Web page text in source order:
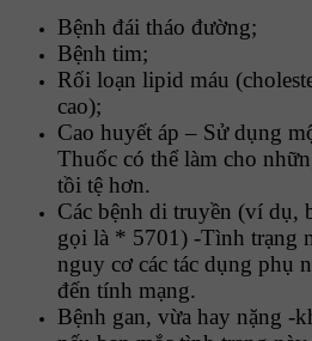
Bệnh đái tháo đường;
Bệnh tim;
Rối loạn lipid máu
cao);
Cao huyết áp – Sử dụng
Thuốc có thể làm cho
tồi tệ hơn.
Các bệnh di truyền (ví dụ,
gọi là * 5701) -Tình trạng
nguy cơ các tác dụng phụ
đến tính mạng.
Bệnh gan, vừa hay nặng -